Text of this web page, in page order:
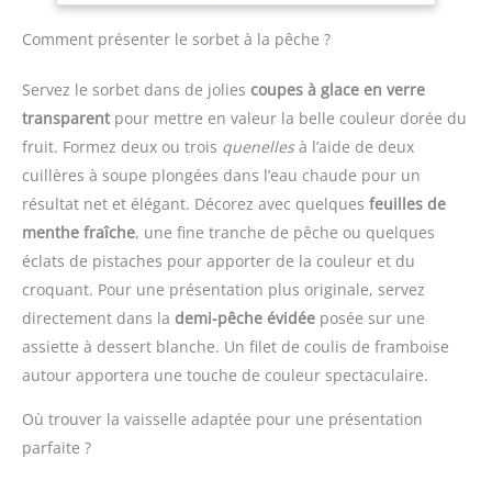
Vous pouvez facilement
ajouter un mélange de
ingrédients, tels que des
pépites de chocolat ou
des noix, sans ouvrir le
couvercle, sans
interrompre le processus
de production.
sorbetière électrique est
facile à utiliser et
conviviale pour les
personnes âgées et les
enfants. La machine à
glace en acier inoxydable
a peu de pièces, un
assemblage faciles et un
quelques minutes,
pin
et grands événements
Processus facile en 3
ingrédients préférés et
placez-les dans la cuve 2)
Assemblez l’appareil et
ajoutez de la glace ainsi
que du sel gemme 3)
Branchez et allumez
l’appareil Utilisation
simple et rapide : il suffit
d’ajouter le mélange
d’ingrédients dans
l’appareil et d’utiliser le
moteur automatique ou
la manivelle pour obtenir
rapidement un délicieux
Fonctionnement
Comment présenter le sorbet à la pêche ?
Servez le sorbet dans de jolies coupes à glace en verre
transparent pour mettre en valeur la belle couleur dorée du
fruit. Formez deux ou trois quenellesà l’aide de deux
cuillères à soupe plongées dans l’eau chaude pour un
résultat net et élégant. Décorez avec quelques feuilles de
menthe fraîche, une fine tranche de pêche ou quelques
éclats de pistaches pour apporter de la couleur et du
croquant. Pour une présentation plus originale, servez
directement dans la demi-pêche évidée posée sur une
assiette à dessert blanche. Un filet de coulis de framboise
autour apportera une touche de couleur spectaculaire.
Où trouver la vaisselle adaptée pour une présentation
parfaite ?